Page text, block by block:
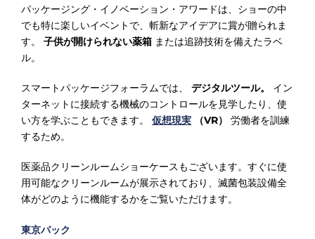
パッケージング・イノベーション・アワードは、ショーの中
でも特に楽しいイベントで、斬新なアイデアに賞が贈られま
す。 子供が開けられない薬箱 または追跡技術を備えたラベ
ル。
スマートパッケージフォーラムでは、 デジタルツール。
イン
ターネットに接続する機械のコントロールを見学したり、使
い方を学ぶこともできます。 仮想現実 （VR）
労働者を訓練
するため。
医薬品クリーンルームショーケースもございます。すぐに使
用可能なクリーンルームが展示されており、滅菌包装設備全
体がどのように機能するかをご覧いただけます。
東京パック